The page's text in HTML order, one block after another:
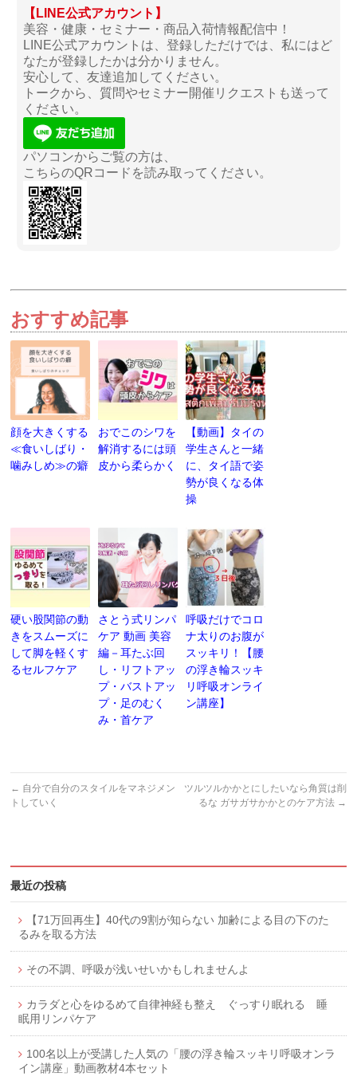
【LINE公式アカウント】
美容・健康・セミナー・商品入荷情報配信中！
LINE公式アカウントは、登録しただけでは、私にはど
なたが登録したかは分かりません。
安心して、友達追加してください。
トークから、質問やセミナー開催リクエストも送って
ください。
パソコンからご覧の方は、
こちらのQRコードを読み取ってください。
おすすめ記事
顔を大きくする
≪食いしばり・
噛みしめ≫の癖
おでこのシワを
解消するには頭
皮から柔らかく
【動画】タイの
学生さんと一緒
に、タイ語で姿
勢が良くなる体
操
硬い股関節の動
きをスムーズに
して脚を軽くす
るセルフケア
さとう式リンパ
ケア 動画 美容
編－耳たぶ回
し・リフトアッ
プ・バストアッ
プ・足のむく
み・首ケア
呼吸だけでコロ
ナ太りのお腹が
スッキリ！【腰
の浮き輪スッキ
リ呼吸オンライ
ン講座】
← 自分で自分のスタイルをマネジメン
トしていく
ツルツルかかとにしたいなら角質は削
るな ガサガサかかとのケア方法 →
最近の投稿
【71万回再生】40代の9割が知らない 加齢による目の下のた
るみを取る方法
その不調、呼吸が浅いせいかもしれませんよ
カラダと心をゆるめて自律神経も整え ぐっすり眠れる 睡
眠用リンパケア
100名以上が受講した人気の「腰の浮き輪スッキリ呼吸オンラ
イン講座」動画教材4本セット